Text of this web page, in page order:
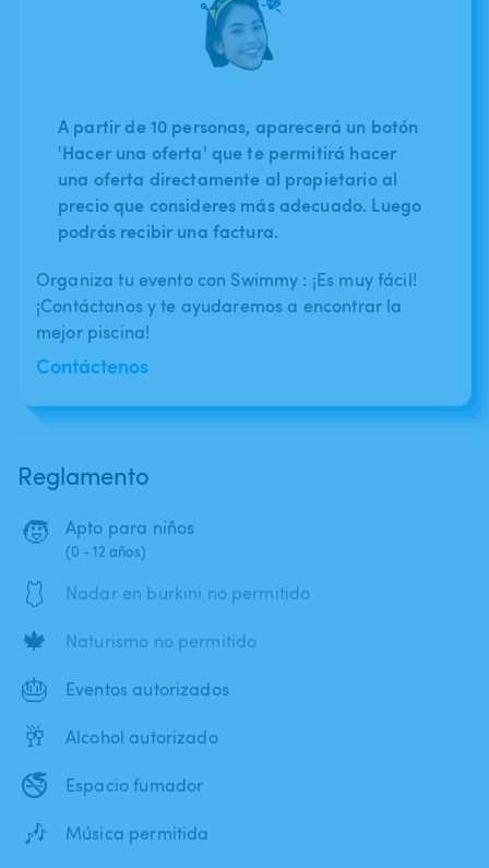
A partir de 10 personas, aparecerá un botón
'Hacer una oferta' que te permitirá hacer
una oferta directamente al propietario al
precio que consideres más adecuado. Luego
podrás recibir una factura.
Organiza tu evento con Swimmy : ¡Es muy fácil!
¡Contáctanos y te ayudaremos a encontrar la
mejor piscina!
Contáctenos
Reglamento
🧒 Apto para niños
(0 - 12 años)
🩱 Nadar en burkini no permitido
🍁 Naturismo no permitido
🎂 Eventos autorizados
🥂 Alcohol autorizado
🚭 Espacio fumador
🎶 Música permitida